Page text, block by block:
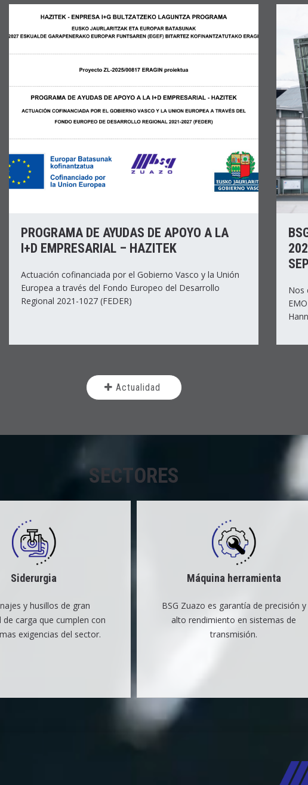
PROGRAMA DE AYUDAS DE APOYO A LA
I+D EMPRESARIAL – HAZITEK
Actuación cofinanciada por el Gobierno Vasco y la Unión
Europea a través del Fondo Europeo del Desarrollo
Regional 2021-1027 (FEDER)
Nos
Actualidad
SECTORES
Siderurgia
y husillos de gran
de carga que cumplen con
exigencias del sector.
Máquina herramienta
BSG Zuazo es garantía de precisión y
alto rendimiento en sistemas de
transmisión.